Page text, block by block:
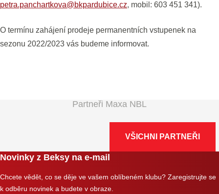
petra.panchartkova@bkpardubice.cz, mobil: 603 451 341).
O termínu zahájení prodeje permanentních vstupenek na
sezonu 2022/2023 vás budeme informovat.
Partneři Maxa NBL
VŠICHNI PARTNEŘI
Novinky z Beksy na e-mail
Chcete vědět, co se děje ve vašem oblíbeném klubu? Zaregistrujte se
k odběru novinek a budete v obraze.